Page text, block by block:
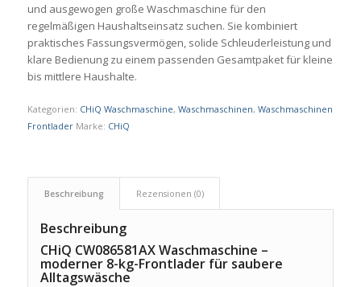
und ausgewogen große Waschmaschine für den
regelmäßigen Haushaltseinsatz suchen. Sie kombiniert
praktisches Fassungsvermögen, solide Schleuderleistung und
klare Bedienung zu einem passenden Gesamtpaket für kleine
bis mittlere Haushalte.
Kategorien: CHiQ Waschmaschine, Waschmaschinen, Waschmaschinen
Frontlader Marke: CHiQ
Beschreibung Rezensionen (0)
Beschreibung
CHiQ CW086581AX Waschmaschine –
moderner 8-kg-Frontlader für saubere
Alltagswäsche